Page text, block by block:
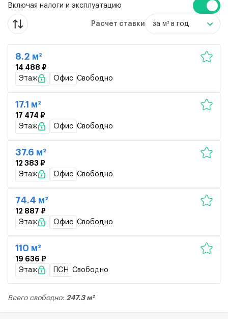
Расчет ставки за м² в год
Включая налоги и эксплуатацию
8.2 м²
14 488 ₽
Этаж
Офис Свободно
17.1 м²
17 474 ₽
Этаж
Офис Свободно
37.6 м²
12 383 ₽
Этаж
Офис Свободно
74.4 м²
12 887 ₽
Этаж
Офис Свободно
110 м²
19 636 ₽
Этаж
ПСН Свободно
Всего свободно: 247.3 м²